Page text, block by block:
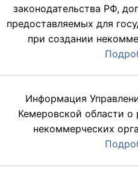
законодательства РФ,
предоставляемых для
при создании
Информация
Кемеровской области о
некоммерческих